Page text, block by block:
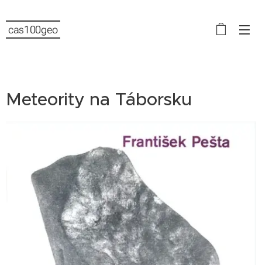
cas100geo
Meteority na Táborsku